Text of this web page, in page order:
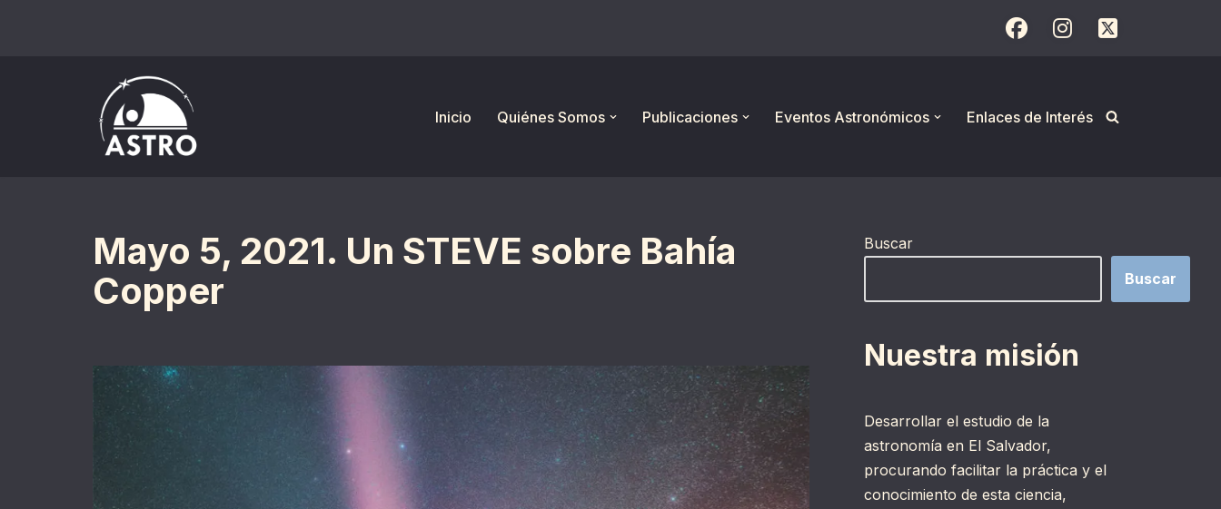
Inicio
Quiénes Somos Publicaciones Eventos Astronómicos Enlaces de Interés
Mayo 5, 2021. Un STEVE sobre Bahía
Copper
Buscar
Buscar
Nuestra misión
Desarrollar el estudio de la
astronomía en El Salvador,
procurando facilitar la práctica y el
conocimiento de esta ciencia,